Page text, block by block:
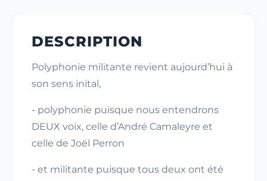
DESCRIPTION
Polyphonie militante revient aujourd’hui à
son sens inital,
- polyphonie puisque nous entendrons
DEUX voix, celle d’André Camaleyre et
celle de Joël Perron
- et militante puisque tous deux ont été